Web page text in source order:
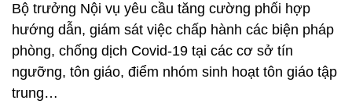
Bộ trưởng Nội vụ yêu cầu tăng cường phối hợp
hướng dẫn, giám sát việc chấp hành các biện pháp
phòng, chống dịch Covid-19 tại các cơ sở tín
ngưỡng, tôn giáo, điểm nhóm sinh hoạt tôn giáo tập
trung…